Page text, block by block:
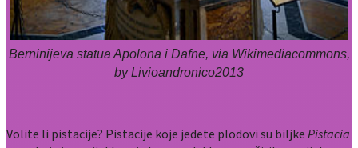
Berninijeva statua Apolona i Dafne, via Wikimediacommons,
by Livioandronico2013
Volite li pistacije? Pistacije koje jedete plodovi su biljke Pistacia